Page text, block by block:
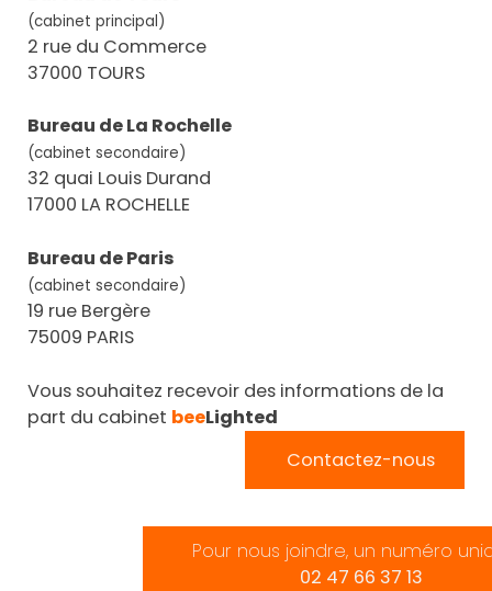
(cabinet principal)
2 rue du Commerce
37000 TOURS
Bureau de La Rochelle
(cabinet secondaire)
32 quai Louis Durand
17000 LA ROCHELLE
Bureau de Paris
(cabinet secondaire)
19 rue Bergère
75009 PARIS
Vous souhaitez recevoir des informations de la
part du cabinet beeLighted
Contactez-nous
Pour nous joindre, un numéro
02 47 66 37 13